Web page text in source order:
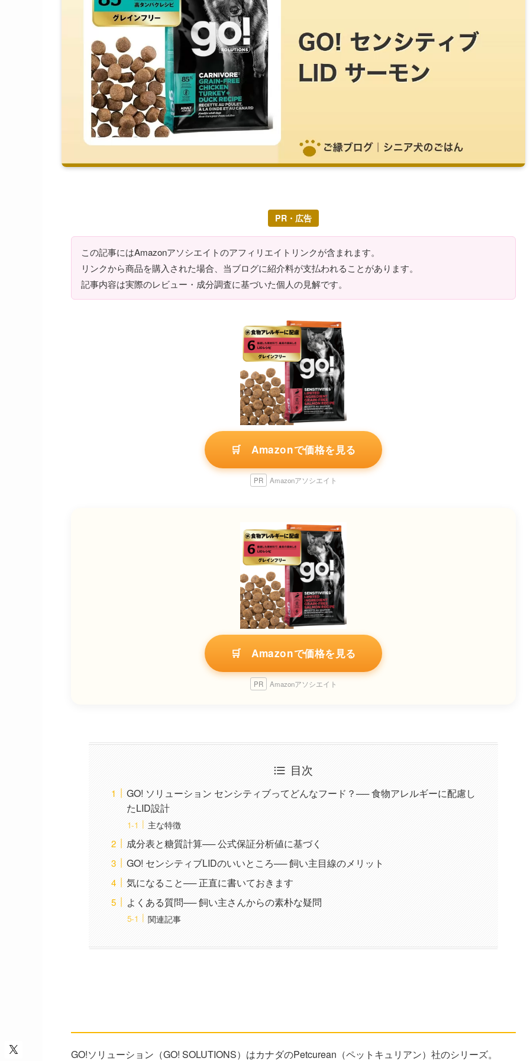
PR・広告
この記事にはAmazonアソシエイトのアフィリエイトリンクが含まれます。
リンクから商品を購入された場合、当ブログに紹介料が支払われることがあります。
記事内容は実際のレビュー・成分調査に基づいた個人の見解です。
🛒 Amazonで価格を見る
PR Amazonアソシエイト
🛒 Amazonで価格を見る
PR Amazonアソシエイト
目次
GO! ソリューション センシティブってどんなフード？── 食物アレルギーに配慮し
たLID設計
主な特徴
成分表と糖質計算── 公式保証分析値に基づく
GO! センシティブLIDのいいところ── 飼い主目線のメリット
気になること── 正直に書いておきます
よくある質問── 飼い主さんからの素朴な疑問
関連記事
GO!ソリューション（GO! SOLUTIONS）はカナダのPetcurean（ペットキュリアン）社のシリーズ。